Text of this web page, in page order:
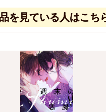
を見ている人はこち